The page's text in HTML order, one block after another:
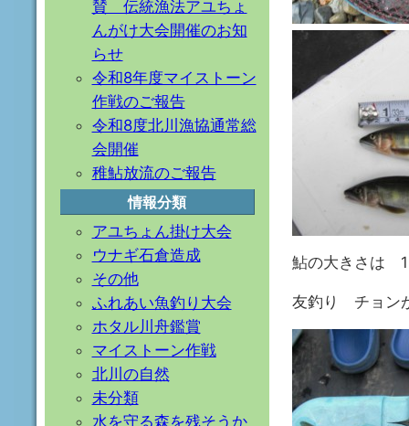
鮎の大きさは
友釣り チョン
賛 伝統漁法アユちょ
んがけ大会開催のお知
らせ
令和8年度マイストーン
作戦のご報告
令和8度北川漁協通常総
会開催
稚鮎放流のご報告
情報分類
アユちょん掛け大会
ウナギ石倉造成
その他
ふれあい魚釣り大会
ホタル川舟鑑賞
マイストーン作戦
北川の自然
未分類
水を守る森を残そうか